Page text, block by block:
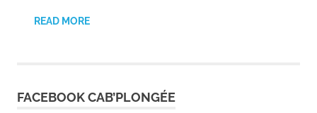
READ MORE
FACEBOOK CAB’PLONGÉE